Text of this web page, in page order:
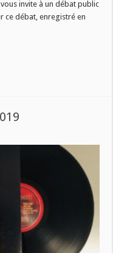
invite à un débat public
ce débat, enregistré en